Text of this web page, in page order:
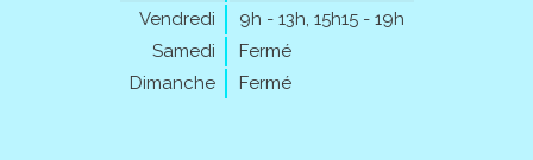
Vendredi
9h - 13h, 15h15 - 19h
Samedi
Fermé
Dimanche
Fermé